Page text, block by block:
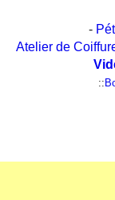
-
Atelier de
::